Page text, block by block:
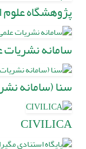
پژوهشگاه
سامانه نشریات
سنا (سامانه
CIVILICA